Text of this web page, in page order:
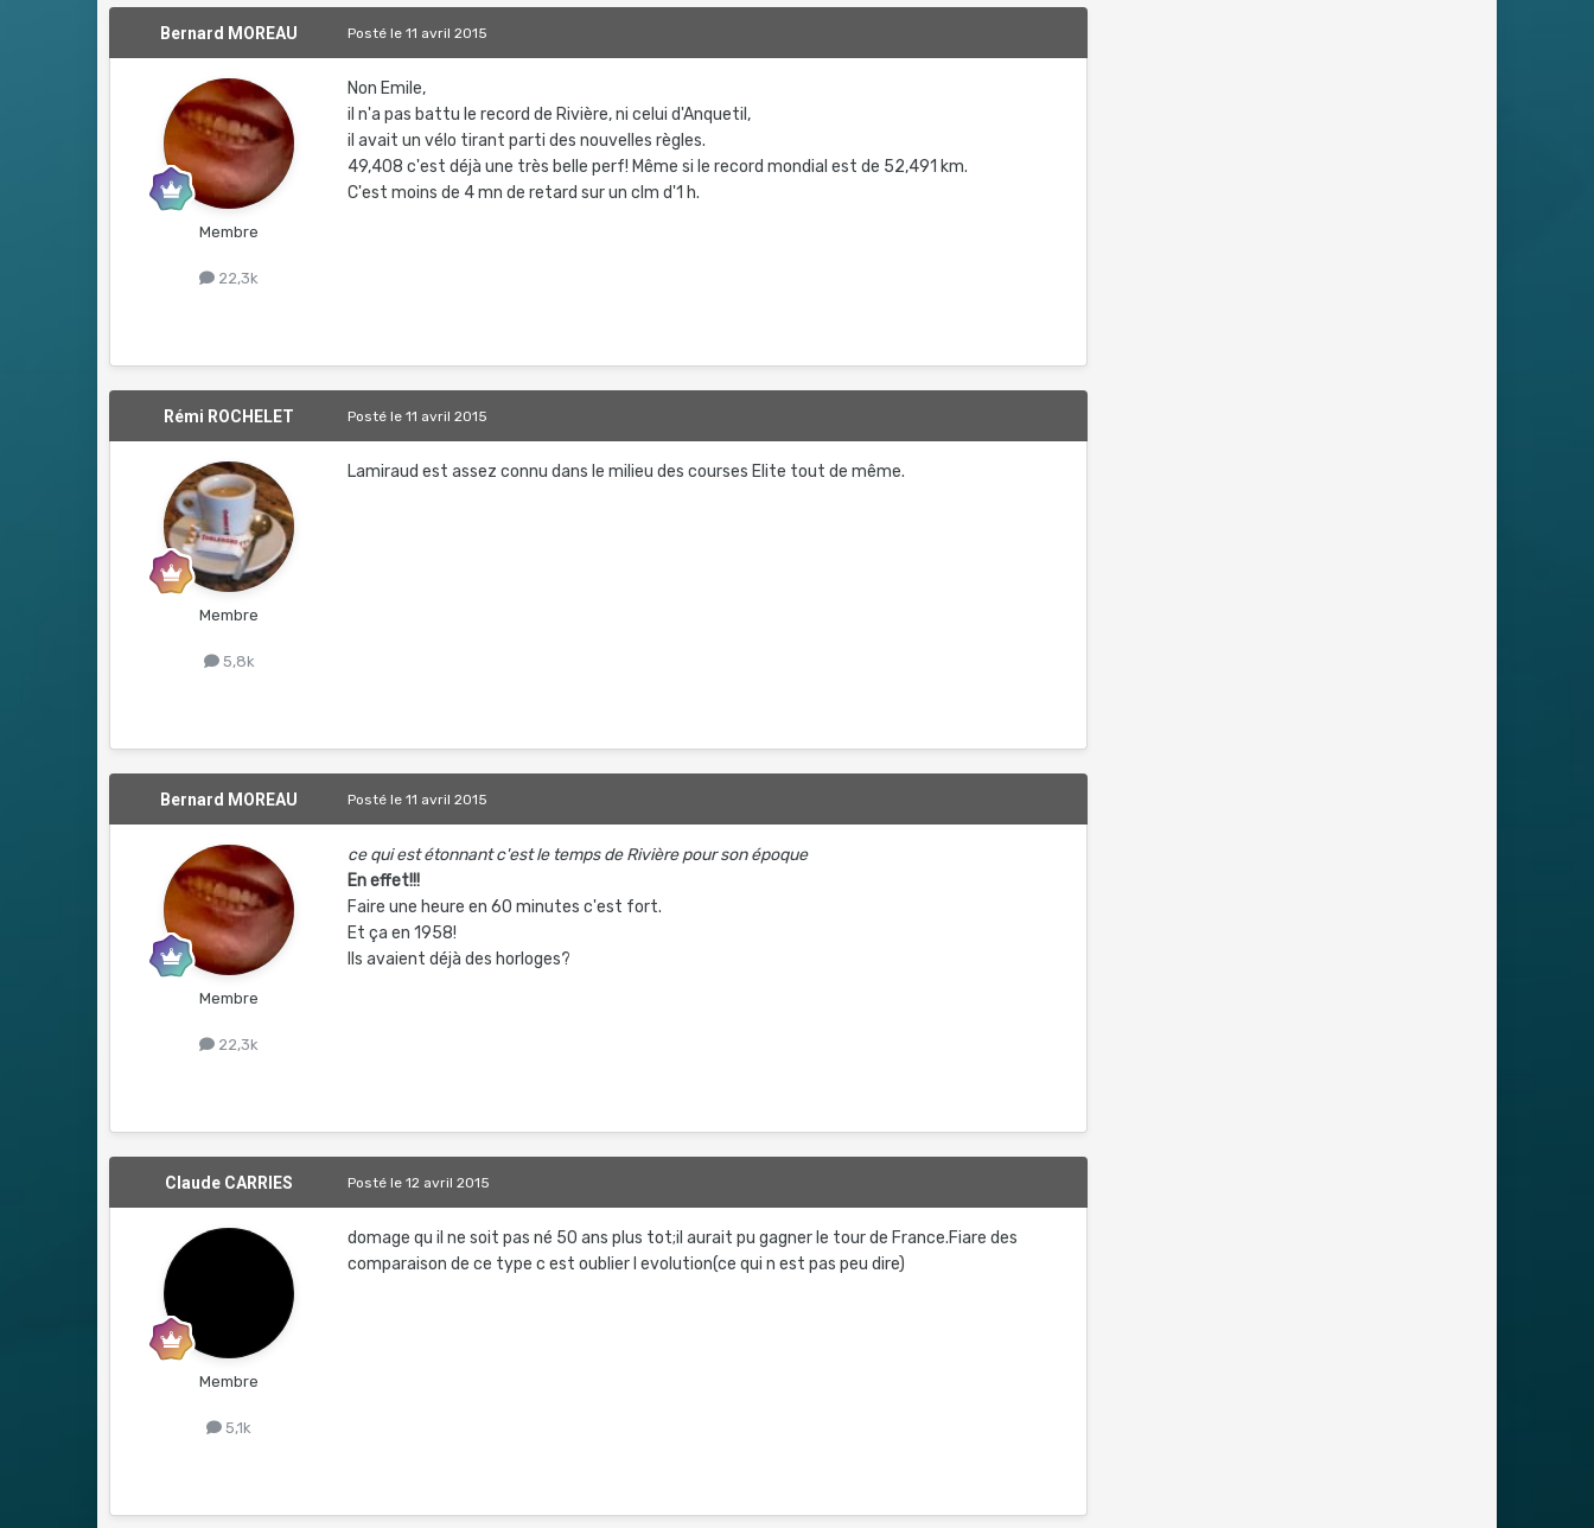
Bernard MOREAU
Membre
22,3k
Postéle 11 avril 2015
Non Emile,
il n'a pas battu le record de Rivière, ni celui d'Anquetil,
il avait un vélo tirant parti des nouvelles règles.
49,408 c'est déjà une très belle perf! Même si le record mondial est de 52,491 km.
C'est moins de 4 mn de retard sur un clm d'1 h.
Rémi ROCHELET
Membre
5,8k
Postéle 11 avril 2015
Lamiraud est assez connu dans le milieu des courses Elite tout de même.
Bernard MOREAU
Membre
22,3k
Postéle 11 avril 2015
ce qui est étonnant c'est le temps de Rivière pour son époque
En effet!!!
Faire une heure en 60 minutes c'est fort.
Et ça en 1958!
Ils avaient déjà des horloges?
Claude CARRIES
Membre
5,1k
Postéle 12 avril 2015
domage qu il ne soit pas né 50 ans plus tot;il aurait pu gagner le tour de France.Fiare des
comparaison de ce type c est oublier l evolution(ce qui n est pas peu dire)